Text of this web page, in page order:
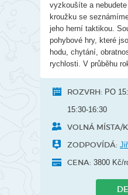
vyzkoušíte a
kroužku se
jeho herní taktikou.
pohybové hry, které
hodu, chytání,
rychlosti. V průběhu
ROZVRH: PO
15:30-16:30
VOLNÁ MÍSTA/
ZODPOVÍDÁ:
CENA: 3800 Kč/